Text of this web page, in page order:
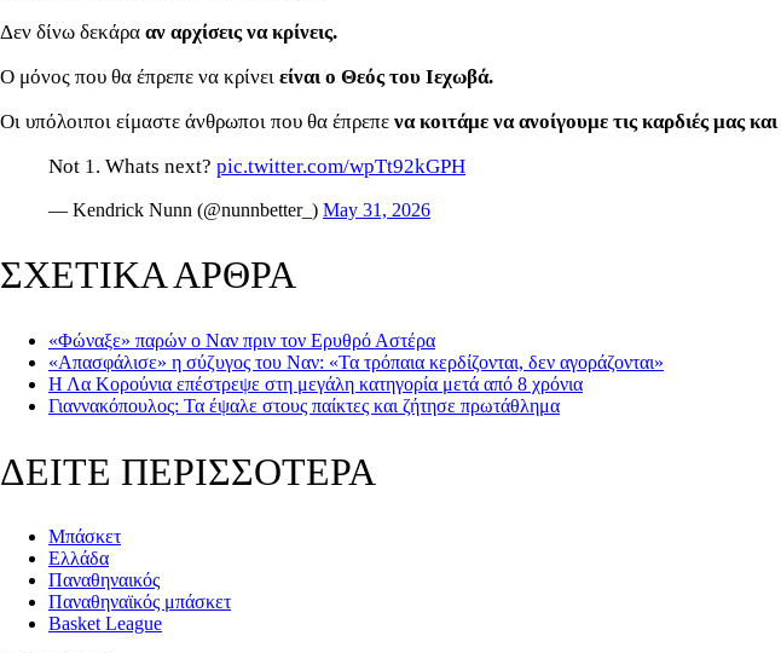
Δεν δίνω δεκάρα αν αρχίσεις να κρίνεις.
Ο μόνος που θα έπρεπε να κρίνει είναι ο Θεός του Ιεχωβά.
Οι υπόλοιποι είμαστε άνθρωποι που θα έπρεπε να κοιτάμε να ανοίγουμε τις καρδιές μας
Not 1. Whats next? pic.twitter.com/wpTt92kGPH
— Kendrick Nunn (@nunnbetter_) May 31, 2026
ΣΧΕΤΙΚΑ ΑΡΘΡΑ
«Φώναξε» παρών ο Ναν πριν τον Ερυθρό Αστέρα
«Απασφάλισε» η σύζυγος του Ναν: «Τα τρόπαια κερδίζονται, δεν αγοράζονται»
Η Λα Κορούνια επέστρεψε στη μεγάλη κατηγορία μετά από 8 χρόνια
Γιαννακόπουλος: Τα έψαλε στους παίκτες και ζήτησε πρωτάθλημα
ΔΕΙΤΕ ΠΕΡΙΣΣΟΤΕΡΑ
Μπάσκετ
Ελλάδα
Παναθηναικός
Παναθηναϊκός μπάσκετ
Basket League